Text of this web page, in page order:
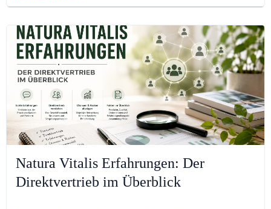
Natura Vitalis Erfahrungen: Der
Direktvertrieb im Überblick